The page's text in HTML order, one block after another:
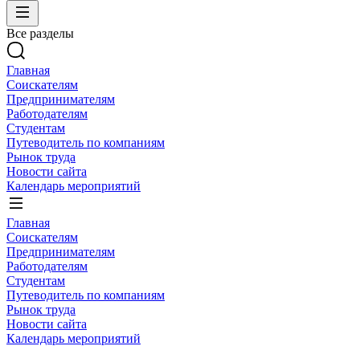
Все разделы
Главная
Соискателям
Предпринимателям
Работодателям
Студентам
Путеводитель по компаниям
Рынок труда
Новости сайта
Календарь мероприятий
Главная
Соискателям
Предпринимателям
Работодателям
Студентам
Путеводитель по компаниям
Рынок труда
Новости сайта
Календарь мероприятий